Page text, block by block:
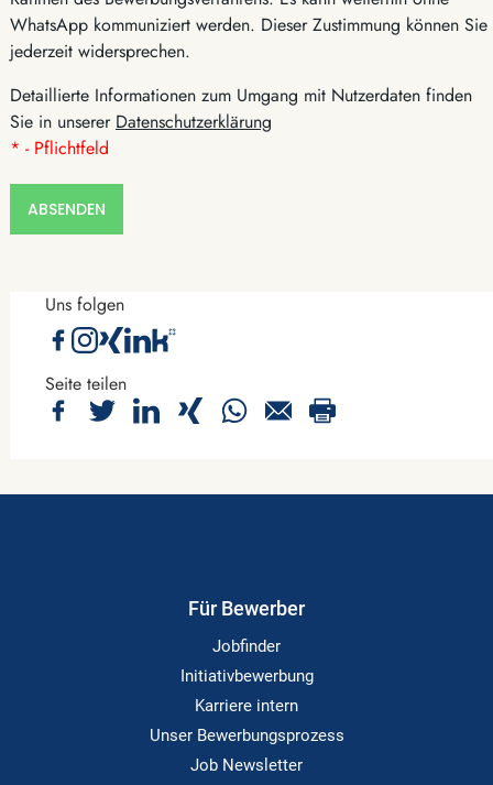
WhatsApp kommuniziert werden. Dieser Zustimmung können Sie
jederzeit widersprechen.
Detaillierte Informationen zum Umgang mit Nutzerdaten finden
Sie in unserer Datenschutzerklärung
* - Pflichtfeld
ABSENDEN
Uns folgen
Seite teilen
Für Bewerber
Jobfinder
Initiativbewerbung
Karriere intern
Unser Bewerbungsprozess
Job Newsletter